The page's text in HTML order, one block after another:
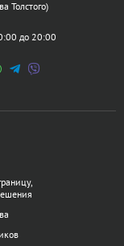
Толстого)
до 20:00